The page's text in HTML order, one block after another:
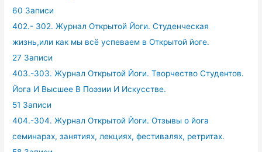
60 Записи
402.- 302. Журнал Открытой Йоги. Студенческая
жизнь,или как мы всё успеваем в Открытой йоге.
27 Записи
403.-303. Журнал Открытой Йоги. Творчество Студентов.
Йога И Высшее В Поэзии И Искусстве.
51 Записи
404.-304. Журнал Открытой Йоги. Отзывы о йога
семинарах, занятиях, лекциях, фестивалях, ретритах.